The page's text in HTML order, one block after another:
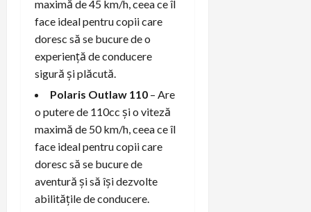
maximă de 45 km/h, ceea ce îl
face ideal pentru copii care
doresc să se bucure de o
experiență de conducere
sigură și plăcută.
Polaris Outlaw 110 – Are
o putere de 110cc și o viteză
maximă de 50 km/h, ceea ce îl
face ideal pentru copii care
doresc să se bucure de
aventură și să își dezvolte
abilitățile de conducere.